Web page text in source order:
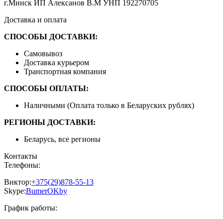
г.Минск ИП Алексанов В.М УНП 192270705
Доставка и оплата
СПОСОБЫ ДОСТАВКИ:
Самовывоз
Доставка курьером
Транспортная компания
СПОСОБЫ ОПЛАТЫ:
Наличными (Оплата только в Беларуских рублях)
РЕГИОНЫ ДОСТАВКИ:
Беларусь, все регионы
Контакты
Телефоны:
Виктор:+375(29)878-55-13
Skype:BumerOKby
График работы: